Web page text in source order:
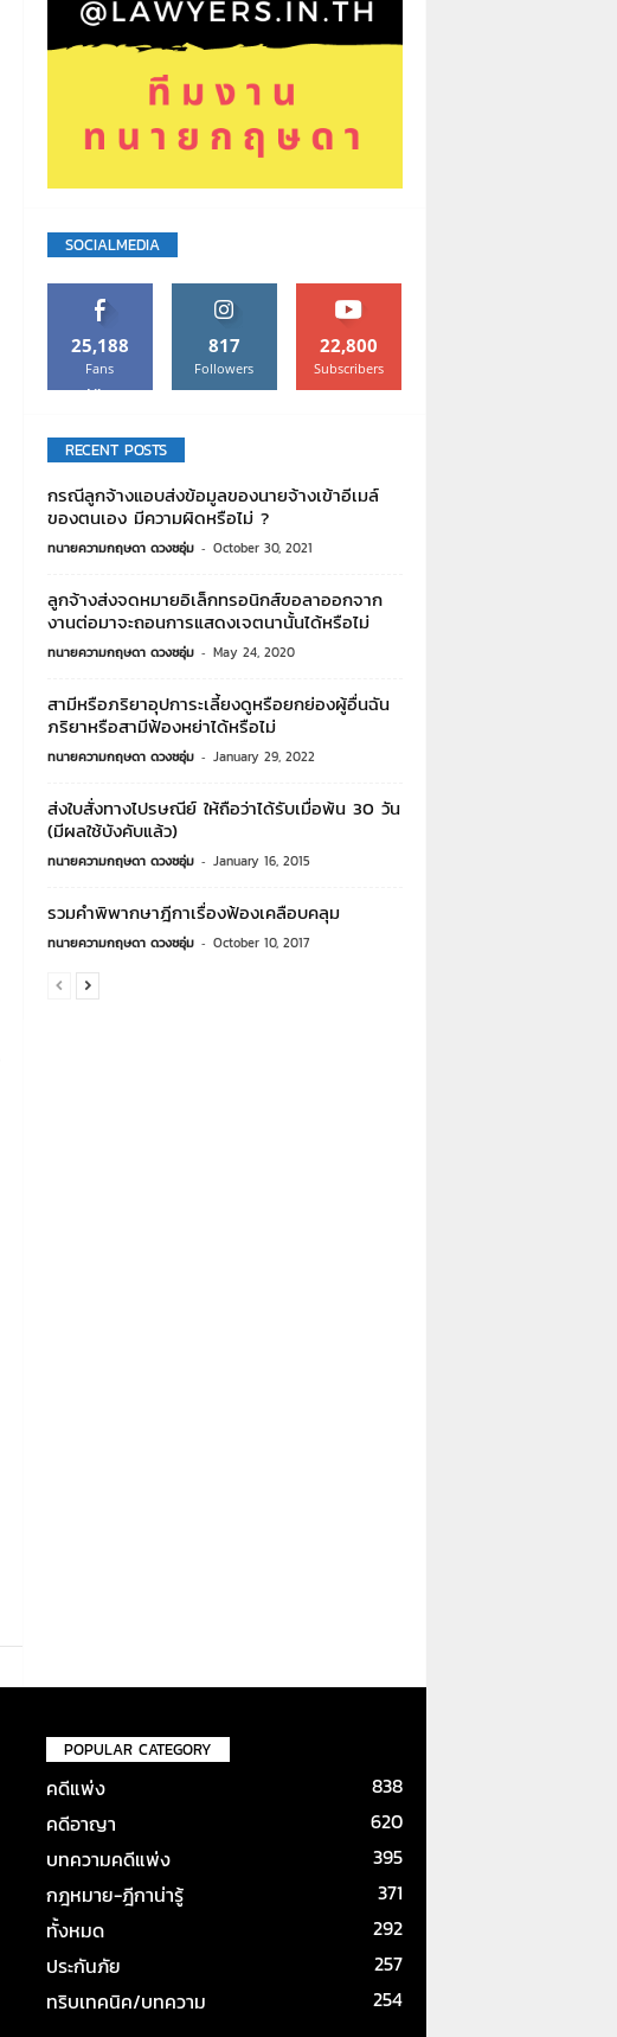
SOCIALMEDIA
25,188
Fans
Like
817
Followers
22,800
Subscribers
RECENT POSTS
กรณีลูกจ้างแอบส่งข้อมูลของนายจ้างเข้าอีเมล์
ของตนเอง มีความผิดหรือไม่ ?
ทนายความกฤษดา ดวงชอุ่ม - October 30, 2021
ลูกจ้างส่งจดหมายอิเล็กทรอนิกส์ขอลาออกจาก
งานต่อมาจะถอนการแสดงเจตนานั้นได้หรือไม่
ทนายความกฤษดา ดวงชอุ่ม - May 24, 2020
สามีหรือภริยาอุปการะเลี้ยงดูหรือยกย่องผู้อื่นฉัน
ภริยาหรือสามีฟ้องหย่าได้หรือไม่
ทนายความกฤษดา ดวงชอุ่ม - January 29, 2022
ส่งใบสั่งทางไปรษณีย์ ให้ถือว่าได้รับเมื่อพ้น 30 วัน
(มีผลใช้บังคับแล้ว)
ทนายความกฤษดา ดวงชอุ่ม - January 16, 2015
รวมคำพิพากษาฎีกาเรื่องฟ้องเคลือบคลุม
ทนายความกฤษดา ดวงชอุ่ม - October 10, 2017
POPULAR CATEGORY
คดีแพ่ง
838
คดีอาญา
620
บทความคดีแพ่ง
395
กฎหมาย-ฎีกาน่ารู้
371
ทั้งหมด
292
ประกันภัย
257
ทริบเทคนิค/บทความ
254